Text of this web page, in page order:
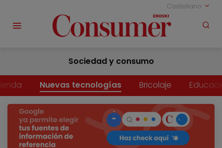
Castellano
Sociedad y consumo
Nuevas tecnologías Bricolaje